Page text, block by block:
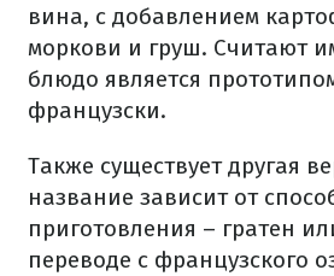
вина, с добавлением
моркови и груш. Считают
блюдо является
французски.
Также существует другая
название зависит от
приготовления – гратен
переводе с французского